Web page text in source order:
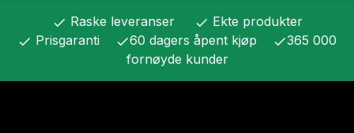
check Raske leveranser check Ekte produkter
check Prisgaranti check60 dagers åpent kjøp check365 000
fornøyde kunder